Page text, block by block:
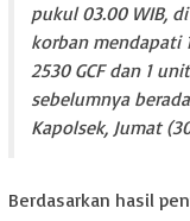
pukul 03.00 WIB,
korban mendapati
2530 GCF dan 1
sebelumnya
Kapolsek, Jumat
Berdasarkan hasil